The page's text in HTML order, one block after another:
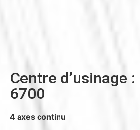
Centre d’usinage :
6700
4 axes continu